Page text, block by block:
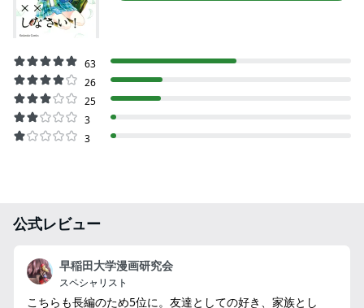
63
26
25
3
3
公式レビュー
早稲田大学漫画研究会
スペシャリスト
こちらも長編のため5位に。友達としての好き、家族とし